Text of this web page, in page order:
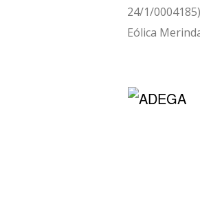
24/1/
Eólica